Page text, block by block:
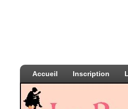
Accueil Inscription